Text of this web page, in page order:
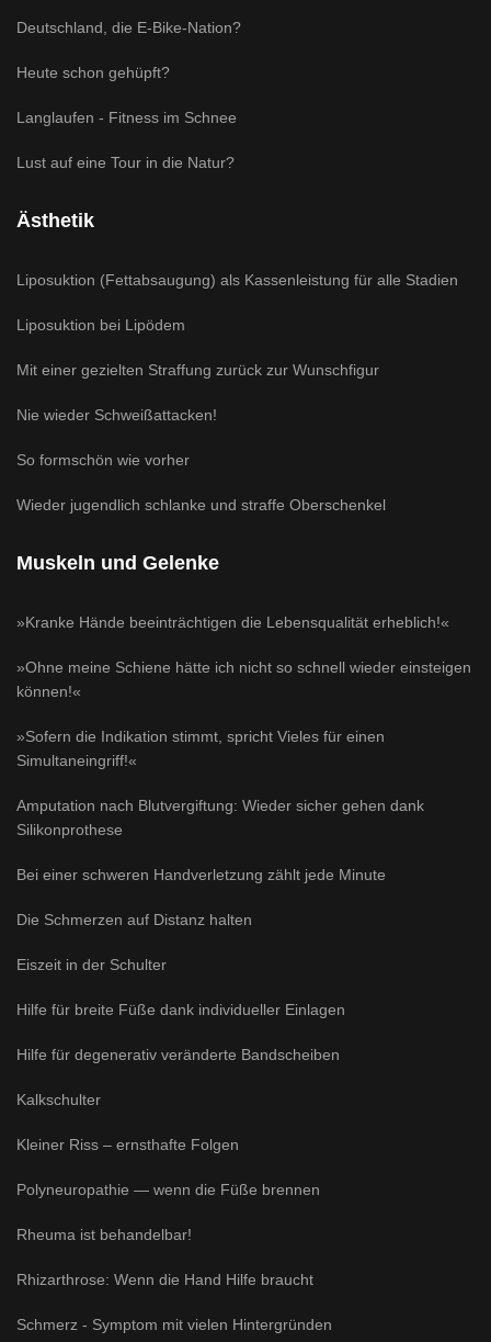
Deutschland, die E-Bike-Nation?
Heute schon gehüpft?
Langlaufen - Fitness im Schnee
Lust auf eine Tour in die Natur?
Ästhetik
Liposuktion (Fettabsaugung) als Kassenleistung für alle Stadien
Liposuktion bei Lipödem
Mit einer gezielten Straffung zurück zur Wunschfigur
Nie wieder Schweißattacken!
So formschön wie vorher
Wieder jugendlich schlanke und straffe Oberschenkel
Muskeln und Gelenke
»Kranke Hände beeinträchtigen die Lebensqualität erheblich!«
»Ohne meine Schiene hätte ich nicht so schnell wieder einsteigen
können!«
»Sofern die Indikation stimmt, spricht Vieles für einen
Simultaneingriff!«
Amputation nach Blutvergiftung: Wieder sicher gehen dank
Silikonprothese
Bei einer schweren Handverletzung zählt jede Minute
Die Schmerzen auf Distanz halten
Eiszeit in der Schulter
Hilfe für breite Füße dank individueller Einlagen
Hilfe für degenerativ veränderte Bandscheiben
Kalkschulter
Kleiner Riss – ernsthafte Folgen
Polyneuropathie — wenn die Füße brennen
Rheuma ist behandelbar!
Rhizarthrose: Wenn die Hand Hilfe braucht
Schmerz - Symptom mit vielen Hintergründen